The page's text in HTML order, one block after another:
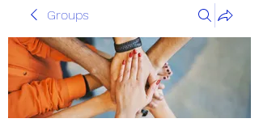
Groups